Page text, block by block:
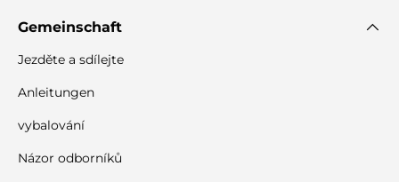
Gemeinschaft
Jezděte a sdílejte
Anleitungen
vybalování
Názor odborníků